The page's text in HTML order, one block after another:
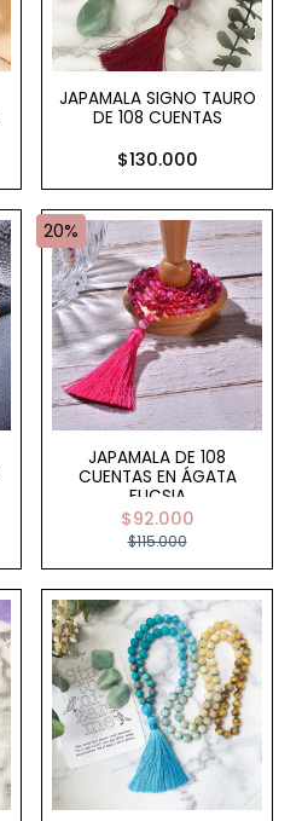
JAPAMALA SIGNO TAURO
DE 108 CUENTAS
$130.000
20%
JAPAMALA DE 108
CUENTAS EN ÁGATA
FUCSIA
$92.000
$115.000